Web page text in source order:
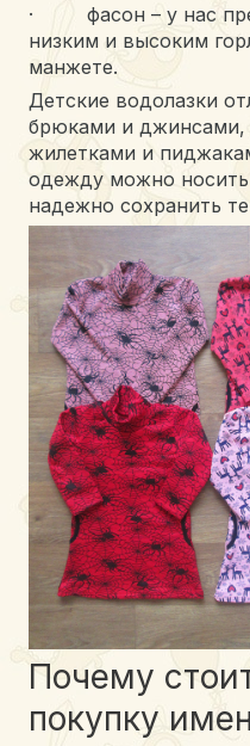
· фасон – у нас
низким и высоким
манжете.
Детские водолазки
брюками и джинсами,
жилетками и
одежду можно
надежно сохранить
Почему
покупку